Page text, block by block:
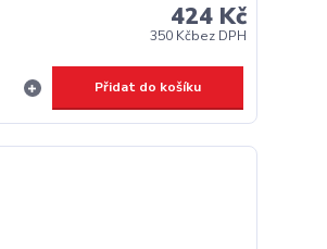
424 Kč
350 Kčbez DPH
Přidat do košíku